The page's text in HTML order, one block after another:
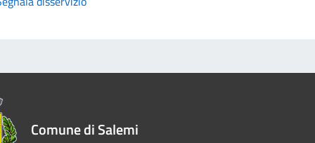
Comune di Salemi